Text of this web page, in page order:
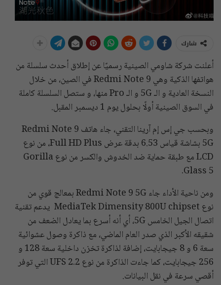
شارك
أعلنت شركة شاومي الصينية رسميًا عن إطلاق أحدث سلسلة من
هواتفها الذكية وهي Redmi Note 9 في الصين، من خلال
النسخة العادية و الـ 5G و الـ Pro منها، و ستصل السلسلة كاملة
في السوق الصينية أولًا بحلول يوم 1 ديسمبر المقبل.
وبحسب جي إس إم آرينا التقني، جاء هاتف Redmi Note 9
5G بشاشة قياس 6.53 بدقة عرض Full HD Plus، من نوع
LCD مع طبقة حماية ضد الخدوش والكسر من نوع Gorilla
Glass 5.
ومن ناحية الأداء جاء Redmi Note 9 5G بمعالج قوي من
نوع MediaTek Dimensity 800U chipset يدعم تقنية
اتصال الجيل الخامس 5G، أي أنه أسرع بما يعادل الضعف من
شقيقه الأكبر الذي صدر العام الماضي، مع ذاكرة وصول عشوائية
سعة 6 و 8 جيجابايت، إضافة لذاكرة تخزن داخلية سعة 128 و
256 جيجابايت، كما جاءت الذاكرة من نوع UFS 2.2 التي توفر
أقصي سرعة في نقل البيانات.